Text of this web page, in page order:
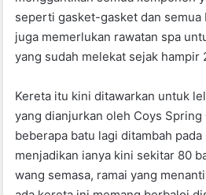
seperti gasket-gasket dan semua
juga memerlukan rawatan spa
yang sudah melekat sejak hampir
Kereta itu kini ditawarkan untuk
yang dianjurkan oleh Coys Spring
beberapa batu lagi ditambah
menjadikan ianya kini sekitar 80
wang semasa, ramai yang